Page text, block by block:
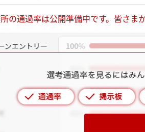
動画で知ろう！業界
の通過率は公開準備中です。皆さま